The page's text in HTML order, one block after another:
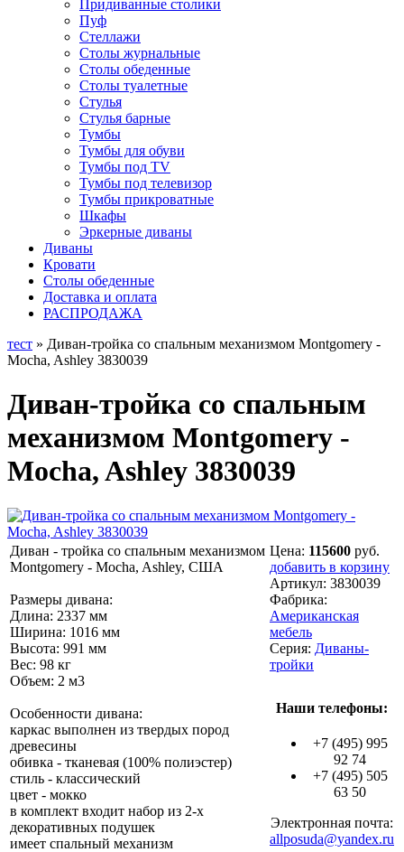
Придиванные столики
Пуф
Стеллажи
Столы журнальные
Столы обеденные
Столы туалетные
Стулья
Стулья барные
Тумбы
Тумбы для обуви
Тумбы под TV
Тумбы под телевизор
Тумбы прикроватные
Шкафы
Эркерные диваны
Диваны
Кровати
Столы обеденные
Доставка и оплата
РАСПРОДАЖА
тест » Диван-тройка со спальным механизмом Montgomery -
Mocha, Ashley 3830039
Диван-тройка со спальным
механизмом Montgomery -
Mocha, Ashley 3830039
Диван - тройка со спальным механизмом
Montgomery - Mocha, Ashley, США
Размеры дивана:
Длина: 2337 мм
Ширина: 1016 мм
Высота: 991 мм
Вес: 98 кг
Объем: 2 м3
Особенности дивана:
каркас выполнен из твердых пород
древесины
обивка - тканевая (100% полиэстер)
стиль - классический
цвет - мокко
в комплект входит набор из 2-х
декоративных подушек
имеет спальный механизм
Цена: 115600 руб.
добавить в корзину
Артикул: 3830039
Фабрика:
Американская
мебель
Серия: Диваны-
тройки
Наши телефоны:
+7 (495) 995
92 74
+7 (495) 505
63 50
Электронная почта:
allposuda@yandex.ru